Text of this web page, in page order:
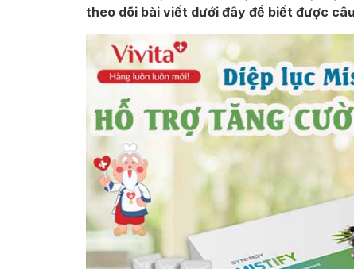
theo dõi bài viết dưới đây để biết được